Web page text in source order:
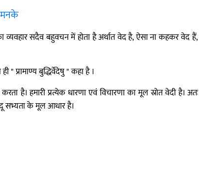
मनके
व्यवहार सदैव बहुवचन में होता है अर्थात वेद है, ऐसा ना कहकर वेद हैं,
" प्रामाण्य बुद्धिर्वेदेषु " कहा है ।
है। हमारी प्रत्येक धारणा एवं विचारणा का मूल स्रोत वेदी है। अतः
सभ्यता के मूल आधार है।